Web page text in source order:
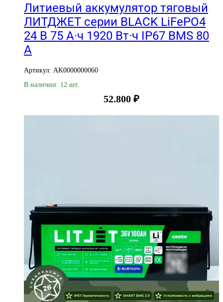
Литиевый аккумулятор тяговый
ЛИТДЖЕТ серии BLACK LiFePO4
24 В 75 А·ч 1920 Вт·ч IP67 BMS 80
А
Артикул: AK0000000060
В наличии: 12 шт.
52.800 ₽